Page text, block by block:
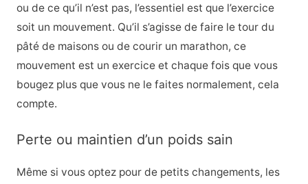
ou de ce qu’il n’est pas, l’essentiel est que l’exercice
soit un mouvement. Qu’il s’agisse de faire le tour du
pâté de maisons ou de courir un marathon, ce
mouvement est un exercice et chaque fois que vous
bougez plus que vous ne le faites normalement, cela
compte.
Perte ou maintien d’un poids sain
Même si vous optez pour de petits changements, les